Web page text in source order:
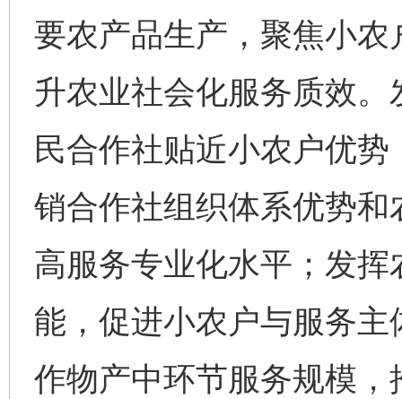
要农产品生产，聚焦小
升农业社会化服务质效
民合作社贴近小农户优
销合作社组织体系优势
高服务专业化水平；发
能，促进小农户与服务
作物产中环节服务规模